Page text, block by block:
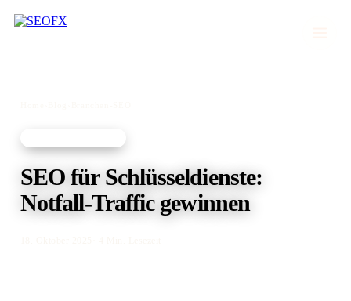
SEO für Schlüsseldienste:
Notfall-Traffic gewinnen